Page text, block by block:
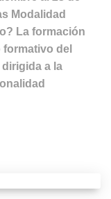
Modalidad
La formación
del
a la